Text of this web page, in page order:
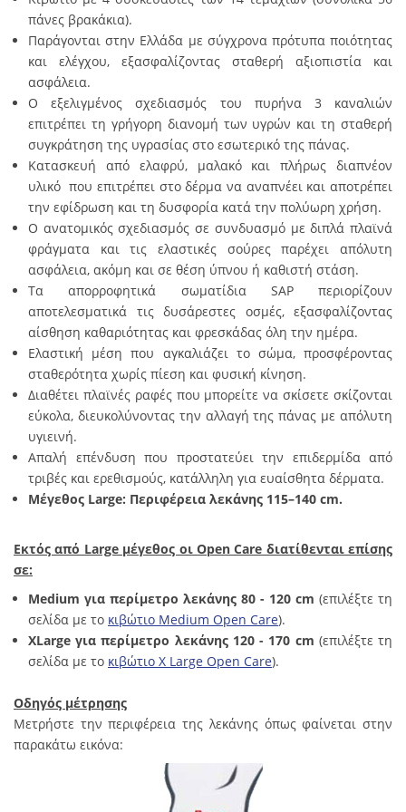
πάνες βρακάκια).
Παράγονται στην Ελλάδα με σύγχρονα πρότυπα ποιότητας
και ελέγχου, εξασφαλίζοντας σταθερή αξιοπιστία και
ασφάλεια.
Ο εξελιγμένος σχεδιασμός του πυρήνα 3 καναλιών
επιτρέπει τη γρήγορη διανομή των υγρών και τη σταθερή
συγκράτηση της υγρασίας στο εσωτερικό της πάνας.
Κατασκευή από ελαφρύ, μαλακό και πλήρως διαπνέον
υλικό που επιτρέπει στο δέρμα να αναπνέει και αποτρέπει
την εφίδρωση και τη δυσφορία κατά την πολύωρη χρήση.
Ο ανατομικός σχεδιασμός σε συνδυασμό με διπλά πλαϊνά
φράγματα και τις ελαστικές σούρες παρέχει απόλυτη
ασφάλεια, ακόμη και σε θέση ύπνου ή καθιστή στάση.
Τα απορροφητικά σωματίδια SAP περιορίζουν
αποτελεσματικά τις δυσάρεστες οσμές, εξασφαλίζοντας
αίσθηση καθαριότητας και φρεσκάδας όλη την ημέρα.
Ελαστική μέση που αγκαλιάζει το σώμα, προσφέροντας
σταθερότητα χωρίς πίεση και φυσική κίνηση.
Διαθέτει πλαϊνές ραφές που μπορείτε να σκίσετε σκίζονται
εύκολα, διευκολύνοντας την αλλαγή της πάνας με απόλυτη
υγιεινή.
Απαλή επένδυση που προστατεύει την επιδερμίδα από
τριβές και ερεθισμούς, κατάλληλη για ευαίσθητα δέρματα.
Μέγεθος Large: Περιφέρεια λεκάνης 115–140 cm.
Εκτός από Large μέγεθος οι Open Care διατίθενται επίσης
σε:
Medium για περίμετρο λεκάνης 80 - 120 cm (επιλέξτε τη
σελίδα με το κιβώτιο Medium Open Care).
XLarge για περίμετρο λεκάνης 120 - 170 cm (επιλέξτε τη
σελίδα με το κιβώτιο X Large Open Care).
Οδηγός μέτρησης
Μετρήστε την περιφέρεια της λεκάνης όπως φαίνεται στην
παρακάτω εικόνα: